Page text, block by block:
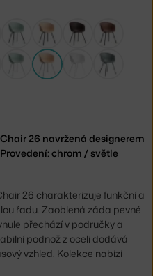
26 navržená designerem
chrom / světle
26 charakterizuje funkční a
řadu. Zaoblená záda pevné
přechází v područky a
podnož z oceli dodává
vzhled. Kolekce nabízí